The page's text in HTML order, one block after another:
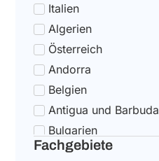
Italien
Algerien
Österreich
Andorra
Belgien
Antigua und Barbuda
Bulgarien
Argentinien
Fachgebiete